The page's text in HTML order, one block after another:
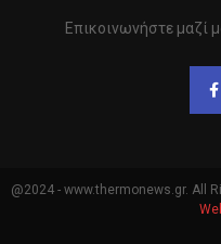
Επικοινωνήστε μαζί
@2024 - www.thermonews.gr. All